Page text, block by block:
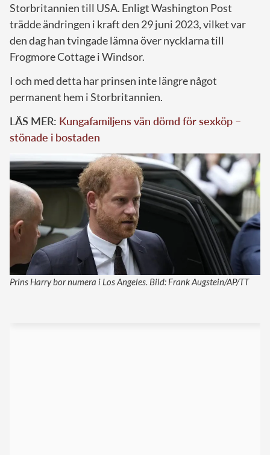
Storbritannien till USA. Enligt Washington Post
trädde ändringen i kraft den 29 juni 2023, vilket var
den dag han tvingade lämna över nycklarna till
Frogmore Cottage i Windsor.
I och med detta har prinsen inte längre något
permanent hem i Storbritannien.
LÄS MER: Kungafamiljens vän dömd för sexköp –
stönade i bostaden
Prins Harry bor numera i Los Angeles. Bild: Frank Augstein/AP/TT